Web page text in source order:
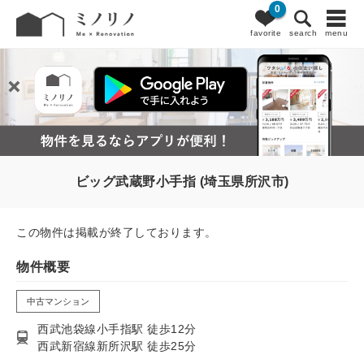
favorite
0
search menu
ビッグ武蔵野小手指 (埼玉県所沢市)
この物件は掲載が終了しております。
物件概要
中古マンション
西武池袋線小手指駅 徒歩12分
西武新宿線新所沢駅 徒歩25分